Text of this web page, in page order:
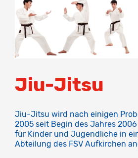
Jiu-Jitsu
Jiu-Jitsu wird nach einigen
2005 seit Begin des Jahres 2006
für Kinder und Jugendliche in
Abteilung des FSV Aufkirchen